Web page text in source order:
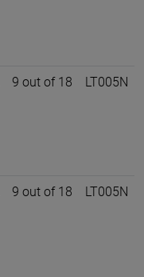
9 out of 18 LT005N
9 out of 18 LT005N